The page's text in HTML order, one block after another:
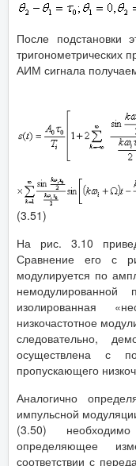
После подстановки
тригонометрических
АИМ сигнала
(3.51)
На рис. 3.10
Сравнение его с
модулируется по
немодулированной
изолированная
низкочастотное
следовательно,
осуществлена с
пропускающего
Аналогично
импульсной
(3.50)
определяющее
соответствии с